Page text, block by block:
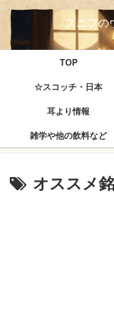
スニフ
TOP
☆スコッチ・日本
耳より情報
雑学や他の飲料など
オススメ